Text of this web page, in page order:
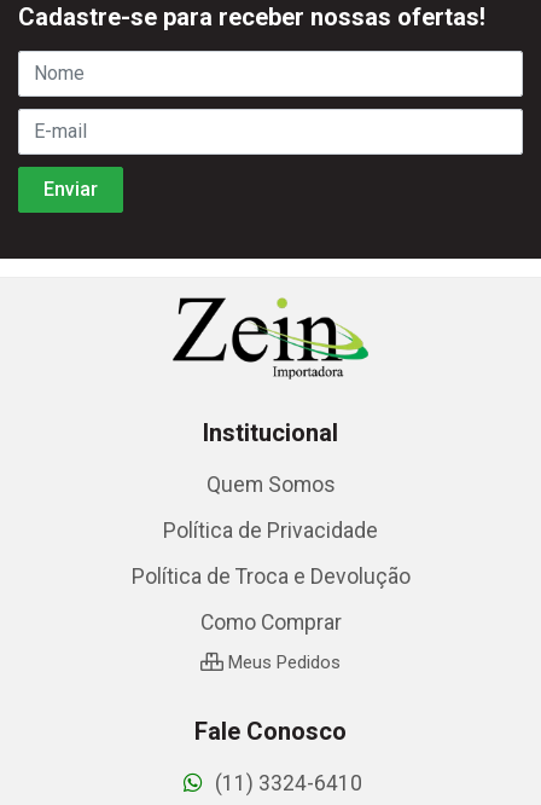
Cadastre-se para receber nossas ofertas!
Institucional
Quem Somos
Política de Privacidade
Política de Troca e Devolução
Como Comprar
Meus Pedidos
Fale Conosco
(11) 3324-6410